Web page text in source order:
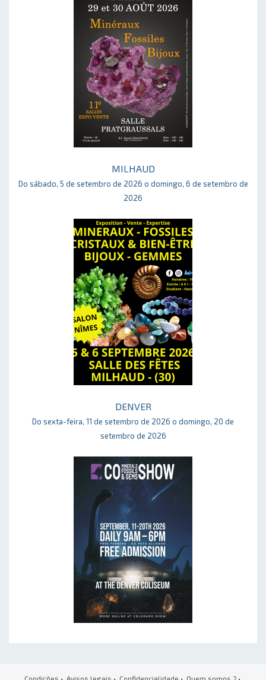
MILHAUD
Do sábado, 5 de setembro de 2026 o domingo, 6 de setembro de
2026
DENVER
Do sexta-feira, 11 de setembro de 2026 o domingo, 20 de
setembro de 2026
Condições • Avisos legais • Confidencialidade • Quem somos ?•